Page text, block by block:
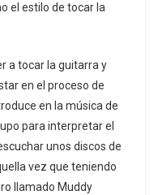
el estilo de tocar la
a tocar la guitarra y
en el proceso de
en la música de
para interpretar el
unos discos de
vez que teniendo
llamado Muddy